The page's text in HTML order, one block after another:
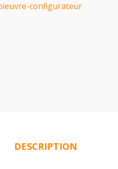
configurateur
DESCRIPTION